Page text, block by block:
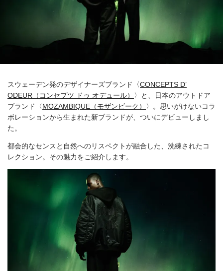
スウェーデン発のデザイナーズブランド〈CONCEPTS D’
ODEUR（コンセプツ ドゥ オデュール）
〉と、日本のアウトドア
ブランド〈MOZAMBIQUE（モザンビーク）
〉。思いがけないコラ
ボレーションから生まれた新ブランドが、ついにデビューしまし
た。
都会的なセンスと自然へのリスペクトが融合した、洗練されたコ
レクション。その魅力をご紹介します。